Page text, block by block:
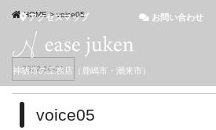
神栖市の工務店（鹿嶋市・潮来市）
アクセスマップ お問い合わせ
HOME>voice05
2022-10-21
voice05